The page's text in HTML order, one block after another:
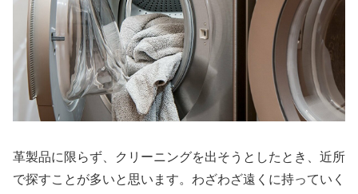
革製品に限らず、クリーニングを出そうとしたとき、近所
で探すことが多いと思います。わざわざ遠くに持っていく